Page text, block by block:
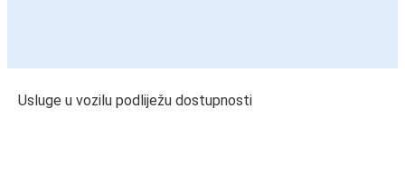
Usluge u vozilu podliježu dostupnosti